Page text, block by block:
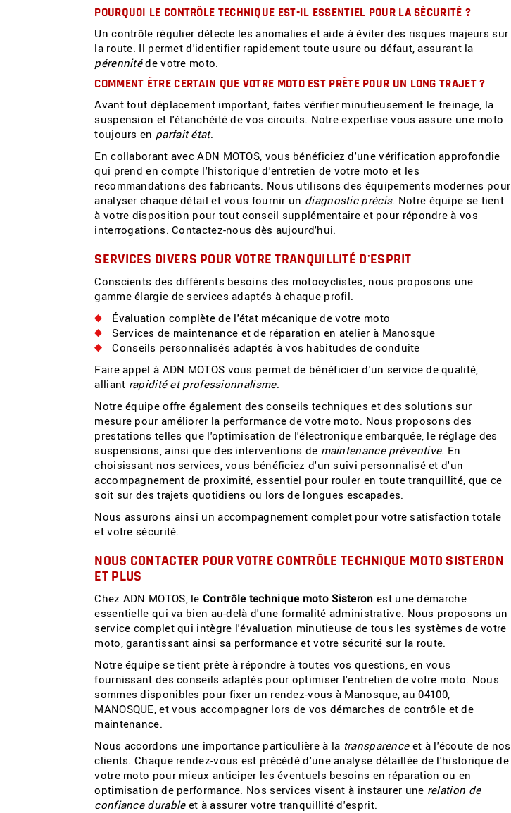
POURQUOI LE CONTRÔLE TECHNIQUE EST-IL ESSENTIEL POUR LA SÉCURITÉ ?
Un contrôle régulier détecte les anomalies et aide à éviter des risques majeurs sur
la route. Il permet d'identifier rapidement toute usure ou défaut, assurant la
pérennitéde votre moto.
COMMENT ÊTRE CERTAIN QUE VOTRE MOTO EST PRÊTE POUR UN LONG TRAJET ?
Avant tout déplacement important, faites vérifier minutieusement le freinage, la
suspension et l'étanchéité de vos circuits. Notre expertise vous assure une moto
toujours en parfait état.
En collaborant avec ADN MOTOS, vous bénéficiez d'une vérification approfondie
qui prend en compte l'historique d'entretien de votre moto et les
recommandations des fabricants. Nous utilisons des équipements modernes pour
analyser chaque détail et vous fournir un diagnostic précis. Notre équipe se tient
à votre disposition pour tout conseil supplémentaire et pour répondre à vos
interrogations. Contactez-nous dès aujourd'hui.
SERVICES DIVERS POUR VOTRE TRANQUILLITÉ D'ESPRIT
Conscients des différents besoins des motocyclistes, nous proposons une
gamme élargie de services adaptés à chaque profil.
Évaluation complète de l'état mécanique de votre moto
Services de maintenance et de réparation en atelier à Manosque
Conseils personnalisés adaptés à vos habitudes de conduite
Faire appel à ADN MOTOS vous permet de bénéficier d'un service de qualité,
alliant rapidité et professionnalisme.
Notre équipe offre également des conseils techniques et des solutions sur
mesure pour améliorer la performance de votre moto. Nous proposons des
prestations telles que l'optimisation de l'électronique embarquée, le réglage des
suspensions, ainsi que des interventions de maintenance préventive. En
choisissant nos services, vous bénéficiez d'un suivi personnalisé et d'un
accompagnement de proximité, essentiel pour rouler en toute tranquillité, que ce
soit sur des trajets quotidiens ou lors de longues escapades.
Nous assurons ainsi un accompagnement complet pour votre satisfaction totale
et votre sécurité.
NOUS CONTACTER POUR VOTRE CONTRÔLE TECHNIQUE MOTO SISTERON
ET PLUS
Chez ADN MOTOS, leContrôle technique moto Sisteron est une démarche
essentielle qui va bien au-delà d'une formalité administrative. Nous proposons un
service complet qui intègre l'évaluation minutieuse de tous les systèmes de votre
moto, garantissant ainsi sa performance et votre sécurité sur la route.
Notre équipe se tient prête à répondre à toutes vos questions, en vous
fournissant des conseils adaptés pour optimiser l'entretien de votre moto. Nous
sommes disponibles pour fixer un rendez-vous à Manosque, au 04100,
MANOSQUE, et vous accompagner lors de vos démarches de contrôle et de
maintenance.
Nous accordons une importance particulière à la transparenceet à l'écoute de nos
clients. Chaque rendez-vous est précédé d'une analyse détaillée de l'historique de
votre moto pour mieux anticiper les éventuels besoins en réparation ou en
optimisation de performance. Nos services visent à instaurer une relation de
confiance durableet à assurer votre tranquillité d'esprit.